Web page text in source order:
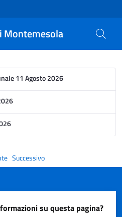
Montemesola
11 Agosto 2026
Successivo
su questa pagina?